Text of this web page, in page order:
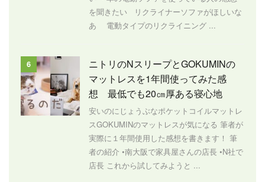
を聞きたい リクライナーソファがほしいな
あ 電動タイプのリクライニング ...
6
ニトリのNスリープとGOKUMINの
マットレスを1年間使ってみた感
想 最低でも20㎝厚ある寝心地
安いのにじょうぶなポケットコイルマットレ
スGOKUMINのマットレスが気になる 筆者が
実際に１年間使用した感想を書きます！ 筆
者の紹介 •南大阪で家具屋さんの店長 •N社で
店長 これから試してみようと ...